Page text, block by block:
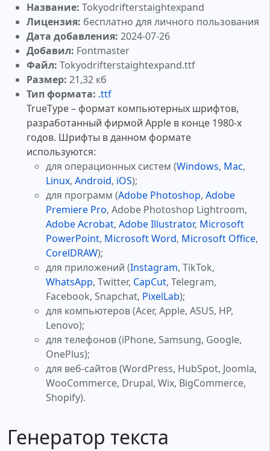
Название: Tokyodrifterstaightexpand
Лицензия: бесплатно для личного пользования
Дата добавления: 2024-07-26
Добавил: Fontmaster
Файл: Tokyodrifterstaightexpand.ttf
Размер: 21,32 кб
Тип формата: .ttf
TrueType – формат компьютерных шрифтов,
разработанный фирмой Apple в конце 1980-х
годов. Шрифты в данном формате
используются:
для операционных систем (Windows, Mac,
Linux, Android, iOS);
для программ (Adobe Photoshop, Adobe
Premiere Pro, Adobe Photoshop Lightroom,
Adobe Acrobat, Adobe Illustrator, Microsoft
PowerPoint, Microsoft Word, Microsoft Office,
CorelDRAW);
для приложений (Instagram, TikTok,
WhatsApp, Twitter, CapCut, Telegram,
Facebook, Snapchat, PixelLab);
для компьютеров (Acer, Apple, ASUS, HP,
Lenovo);
для телефонов (iPhone, Samsung, Google,
OnePlus);
для веб-сайтов (WordPress, HubSpot, Joomla,
WooCommerce, Drupal, Wix, BigCommerce,
Shopify).
Генератор текста